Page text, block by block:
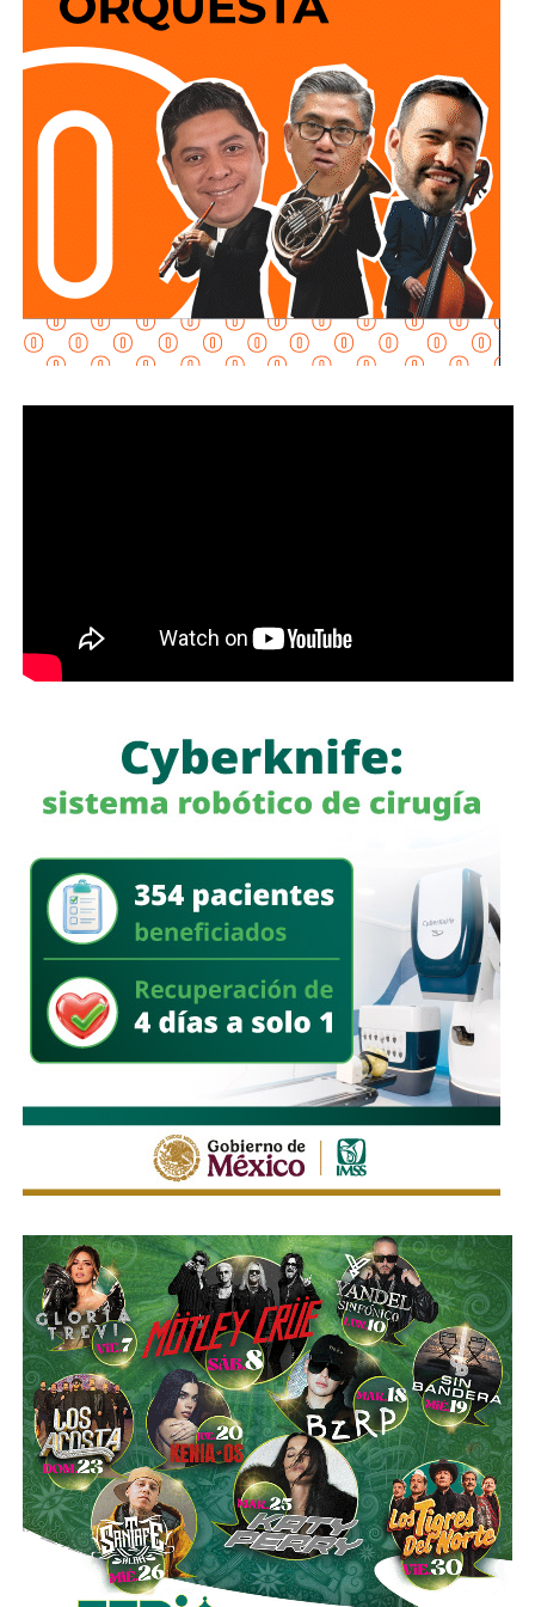
principal medio para obtener ingresos.
Asimismo, se establecen sanciones para quienes, durante
un proceso judicial o existiendo una resolución firme,
enajenen intencionalmente de manera parcial o total sus
bienes con la finalidad de eludir obligaciones alimentarias.
De igual manera, se sancionará a quienes, teniendo
conocimiento de la existencia de una obligación
alimentaria o de un proceso judicial en curso, ayuden al
deudor a ocultar bienes, acepten figurar como titulares
aparentes de estos o realicen actos jurídicos simulados
con el propósito de evitar que se cumplan las
También lee:
movimientos ligados al huachicol
deberán hacerlo desde Calzada de Guadalup
utilizando esta vialidad como acceso principal. Como
alternativa,se contará con un acceso secundario por
avenida Simón Díaz, proveniente de avenida de la
Constitución.
Para la salida del recinto,el flujo vehicular se distribuirá
principalmente hacia Circuito Potosí,mediante la
incorporación desde avenida de las Torres. Como salida
secundaria, los automovilistas podrán continuar por esta
misma vialidad para incorporarse a avenida Simón Díaz,
con dirección a avenida de la Constitución y el
fraccionamiento Simón Díaz.
Como parte de la estrategia de movilidad, la avenida
será habilitado como callejón peatonal, mientras que el
segundo tramo funcionará como zona exclusiva para
La SSPC de la Capital exhorta a las y los asistentes a
la FENAPO a planificar sus traslados
, respetar la
señalización y las indicaciones del personal de Policía
Vial, así como considerar el uso de transporte público para
facilitar la movilidad en los alrededores del recinto.
Estas medidas buscan mantener un flujo vehicular
ordenado y seguro durante la feria, privilegiando tanto la
movilidad de quienes acuden al recinto como la seguridad
de peatones, usuarios del transporte público y habitantes
de las zonas aledañas.
2.0